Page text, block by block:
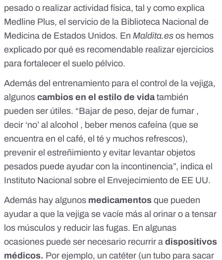
pesado o realizar actividad física, tal y como explica
Medline Plus, el servicio de la Biblioteca Nacional de
Medicina de Estados Unidos. En Maldita.es os hemos
explicado por qué es recomendable realizar ejercicios
para fortalecer el suelo pélvico.
Además del entrenamiento para el control de la vejiga,
algunos cambios en el estilo de vidatambién
pueden ser útiles. “Bajar de peso, dejar de fumar ,
decir ‘no’ al alcohol , beber menos cafeína (que se
encuentra en el café, el té y muchos refrescos),
prevenir el estreñimiento y evitar levantar objetos
pesados ​​puede ayudar con la incontinencia”, indica el
Instituto Nacional sobre el Envejecimiento de EE UU.
Además hay algunos medicamentos que pueden
ayudar a que la vejiga se vacíe más al orinar o a tensar
los músculos y reducir las fugas. En algunas
ocasiones puede ser necesario recurrir a dispositivos
médicos. Por ejemplo, un catéter (un tubo para sacar